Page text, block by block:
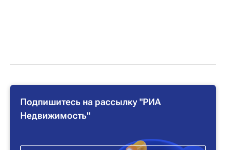
Подпишитесь на рассылку "РИА
Недвижимость"